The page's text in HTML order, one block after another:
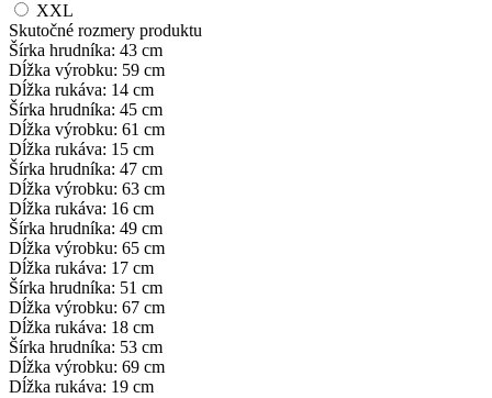
XXL
Skutočné rozmery produktu
Šírka hrudníka: 43 cm
Dĺžka výrobku: 59 cm
Dĺžka rukáva: 14 cm
Šírka hrudníka: 45 cm
Dĺžka výrobku: 61 cm
Dĺžka rukáva: 15 cm
Šírka hrudníka: 47 cm
Dĺžka výrobku: 63 cm
Dĺžka rukáva: 16 cm
Šírka hrudníka: 49 cm
Dĺžka výrobku: 65 cm
Dĺžka rukáva: 17 cm
Šírka hrudníka: 51 cm
Dĺžka výrobku: 67 cm
Dĺžka rukáva: 18 cm
Šírka hrudníka: 53 cm
Dĺžka výrobku: 69 cm
Dĺžka rukáva: 19 cm